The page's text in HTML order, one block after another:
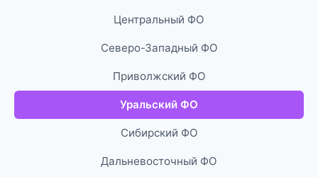
Центральный ФО
Северо-Западный ФО
Приволжский ФО
Уральский ФО
Сибирский ФО
Дальневосточный ФО